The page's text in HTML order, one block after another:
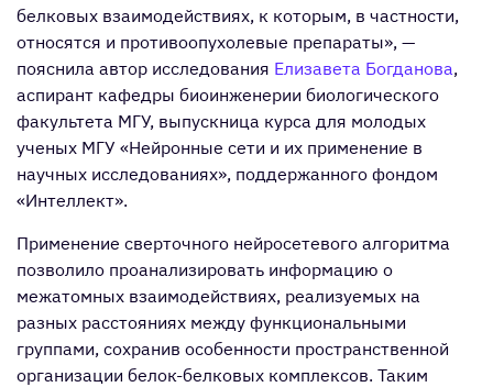
белковых взаимодействиях, к которым, в частности,
относятся и противоопухолевые препараты», —
пояснила автор исследования Елизавета Богданова,
аспирант кафедры биоинженерии биологического
факультета МГУ, выпускница курса для молодых
ученых МГУ «Нейронные сети и их применение в
научных исследованиях», поддержанного фондом
«Интеллект».
Применение сверточного нейросетевого алгоритма
позволило проанализировать информацию о
межатомных взаимодействиях, реализуемых на
разных расстояниях между функциональными
группами, сохранив особенности пространственной
организации белок-белковых комплексов. Таким